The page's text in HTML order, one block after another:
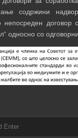
содржини
договор
односно со